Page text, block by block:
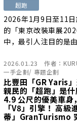
超跑
2026年1月9日至11
的「東京改裝車展
中，最引人注目的是
2026.01.23 作者：
一手企劃/ 專題企劃
比豐田「GR Yaris
親民的「超跑」是
4.9 公尺的優美車身
「V8」引擎！ 高級
蒂」GranTurismo